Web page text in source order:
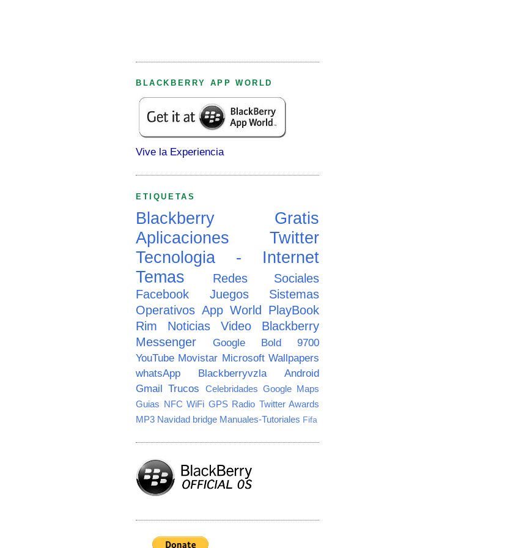
BLACKBERRY APP WORLD
Vive la Experiencia
ETIQUETAS
Blackberry
Gratis
Aplicaciones
Twitter
Tecnologia - Internet
Temas
Redes Sociales
Facebook
Juegos
Sistemas
Operativos App World PlayBook
Rim
Noticias Video
Blackberry
Messenger
Google
Bold 9700
YouTube Movistar Microsoft Wallpapers
whatsApp
Blackberryvzla
Android
Gmail Trucos Celebridades Google Maps
Guias NFC WiFi GPS Radio Twitter Awards
MP3 Navidad bridge Manuales-Tutoriales Fifa